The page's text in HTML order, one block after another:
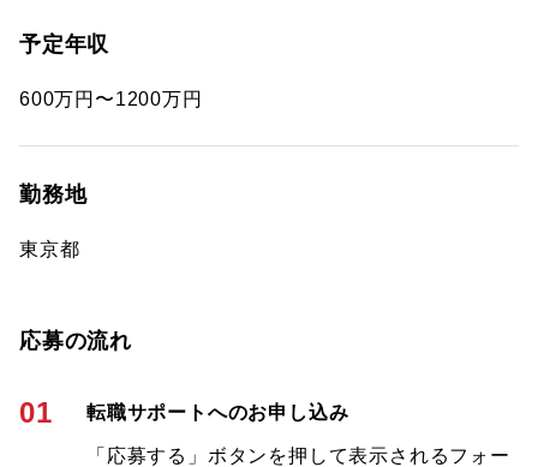
予定年収
600万円〜1200万円
勤務地
東京都
応募の流れ
01 転職サポートへのお申し込み
「応募する」ボタンを押して表示されるフォー